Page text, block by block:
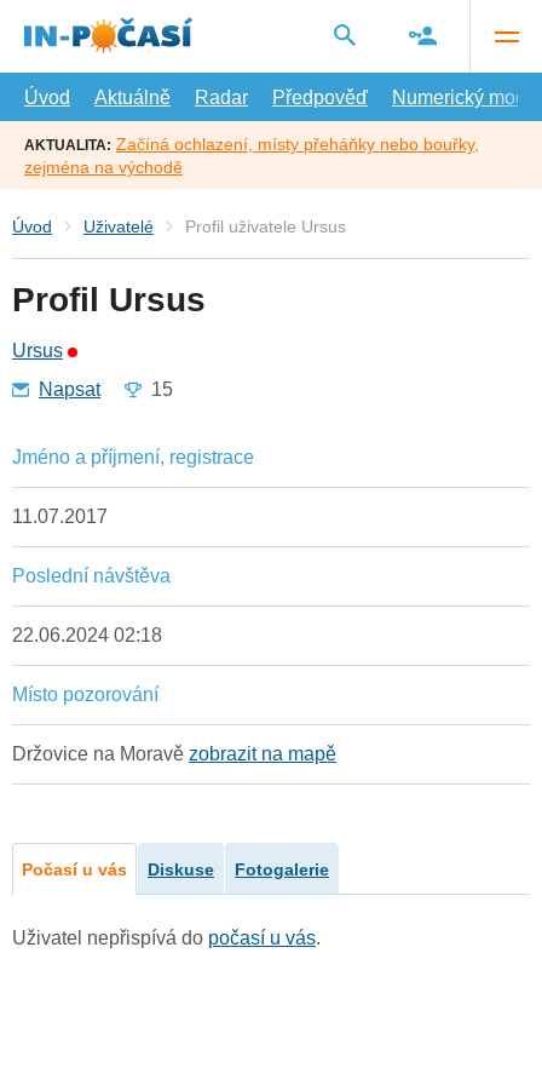
hlavní
Úvod
Aktuálně Radar Předpověď Numerický model
AKTUALITA: Začíná ochlazení, místy přeháňky nebo bouřky,
zejména na východě
Úvod Uživatelé Profil uživatele Ursus
Profil Ursus
Ursus
Napsat
15
Jméno a příjmení, registrace
11.07.2017
Poslední návštěva
22.06.2024 02:18
Místo pozorování
Držovice na Moravě zobrazit na mapě
Počasí u vás Diskuse Fotogalerie
Uživatel nepřispívá do počasí u vás.